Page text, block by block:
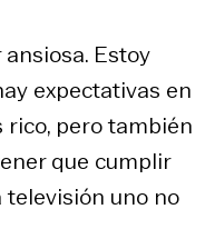
Estoy
expectativas en
rico, pero también
que cumplir
televisión uno no